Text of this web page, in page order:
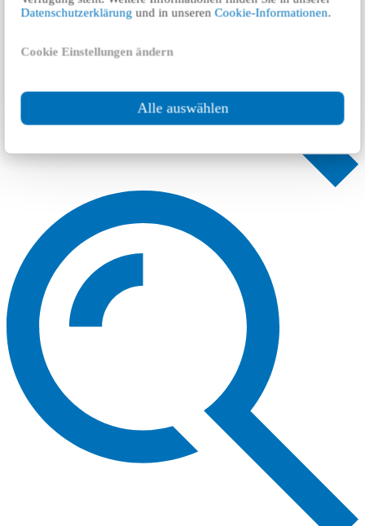
Datenschutzerklärung und in unserenCookie-Informationen.
Cookie Einstellungen ändern
Alle auswählen